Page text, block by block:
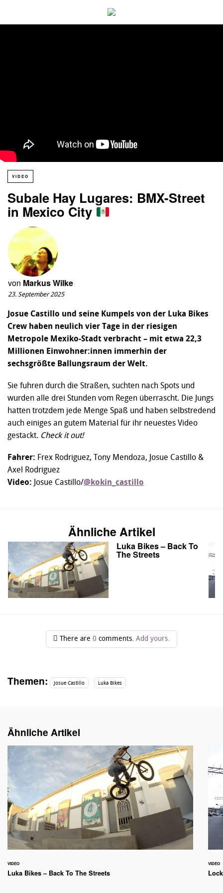
VIDEO
Subale Hay Lugares: BMX-Street
in Mexico City
von Markus Wilke
23. September 2025
Josue Castillo und seine Kumpels von der Luka Bikes
Crew haben neulich vier Tage in der riesigen
Metropole Mexiko-Stadt verbracht – mit etwa 22,3
Millionen Einwohner:innen immerhin der
sechsgrößte Ballungsraum der Welt.
Sie fuhren durch die Straßen, suchten nach Spots und
wurden alle drei Stunden vom Regen überrascht. Die Jungs
hatten trotzdem jede Menge Spaß und haben selbstredend
auch einiges an gutem Material für ihr neuestes Video
gestackt. Check it out!
Fahrer: Frex Rodriguez, Tony Mendoza, Josue Castillo &
Axel Rodriguez
Video: Josue Castillo/@kokin_castillo
Ähnliche Artikel
Luka Bikes – Back To
The Streets
There are 0 comments. Add yours.
Themen: Josue Castillo Luka Bikes
Ähnliche Artikel
VIDEO
Luka Bikes – Back To The Streets
VIDEO